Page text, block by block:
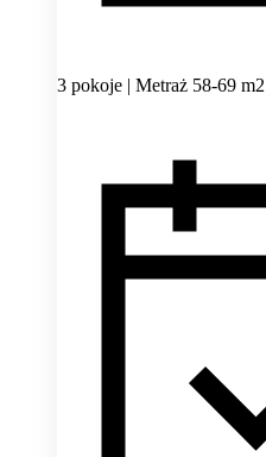
3 pokoje | Metraż 58-69 m2